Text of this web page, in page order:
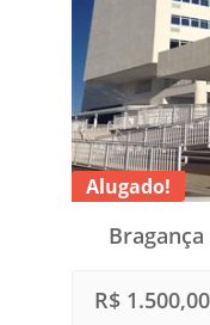
Alugado!
R$ 1.500,00